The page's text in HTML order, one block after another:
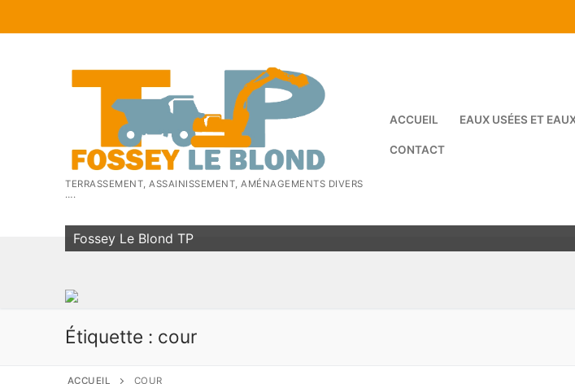
au
TERRASSEMENT, ASSAINISSEMENT, AMÉNAGEMENTS DIVERS
….
ACCUEIL EAUX USÉES ET
CONTACT
Fossey Le Blond TP
Étiquette : cour
ACCUEIL COUR